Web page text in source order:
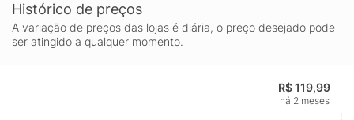
Histórico de preços
A variação de preços das lojas é diária, o preço desejado pode
ser atingido a qualquer momento.
R$ 119,99
há 2 meses